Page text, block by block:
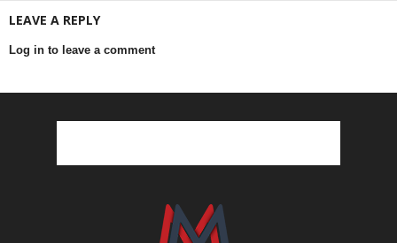
LEAVE A REPLY
Log in to leave a comment